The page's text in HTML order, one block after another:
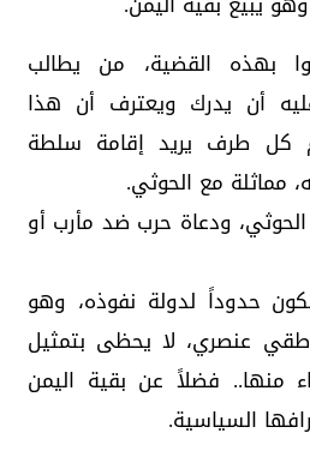
بهذه القضية، من يطالب
أن يدرك ويعترف أن هذا
كل طرف يريد إقامة سلطة
مماثلة مع الحوثي.
ودعاة حرب ضد مأرب أو
حدوداً لدولة نفوذه، وهو
عنصري، لا يحظى بتمثيل
منها.. فضلاً عن بقية اليمن
السياسية.